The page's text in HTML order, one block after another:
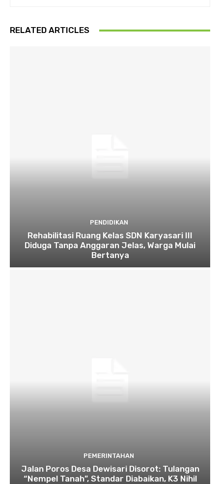
RELATED ARTICLES
PENDIDIKAN
Rehabilitasi Ruang Kelas SDN Karyasari III
Diduga Tanpa Anggaran Jelas, Warga Mulai
Bertanya
PEMERINTAHAN
Jalan Poros Desa Dewisari Disorot: Tulangan
“Nempel Tanah”, Standar Diabaikan, K3 Nihil